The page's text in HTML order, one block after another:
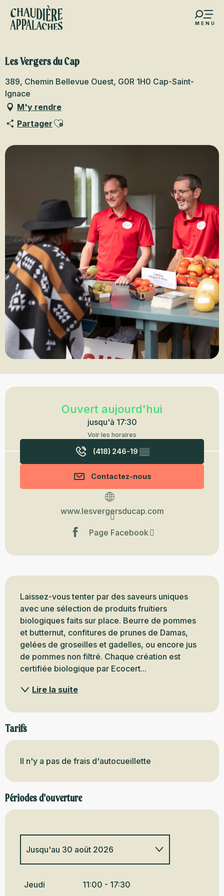
Aller
contenu
MENU
favoris
Les Vergers du Cap
389, Chemin Bellevue Ouest, G0R 1H0 Cap-Saint-
Ignace
M'y rendre
Partager Ajouter aux favoris
Ouverture et coordonnées
Ouvert aujourd'hui
jusqu'à 17:30
Voir les horaires
(418) 246-19 ▒▒
Contactez-nous
www.lesvergersducap.com
Page Facebook
Description
Laissez-vous tenter par des saveurs uniques
avec une sélection de produits fruitiers
biologiques faits sur place. Beurre de pommes
et butternut, confitures de prunes de Damas,
gelées de groseilles et gadelles, ou encore jus
de pommes non filtré. Chaque création est
certifiée biologique par Ecocert...
Lire la suite
Tarifs
Il n'y a pas de frais d'autocueillette
Périodes d'ouverture
2026
Jusqu'au 30 août 2026
Jeudi 11:00 - 17:30